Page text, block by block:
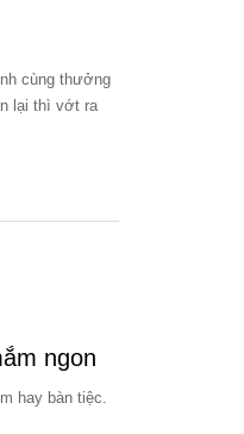
cùng thưởng
lại thì vớt ra
ngon
hay bàn tiệc.